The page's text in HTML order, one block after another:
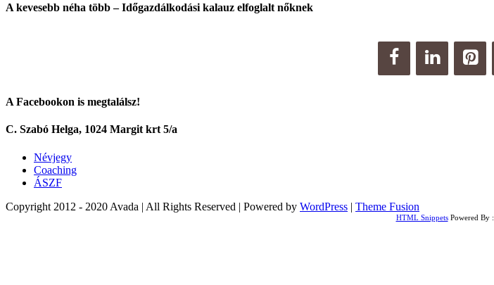
A kevesebb néha több – Időgazdálkodási kalauz elfoglalt nőknek
A Facebookon is megtalálsz!
C. Szabó Helga, 1024 Margit krt 5/a
Névjegy
Coaching
ÁSZF
Copyright 2012 - 2020 Avada | All Rights Reserved | Powered by WordPress | Theme Fusion
HTML SnippetsPowered By :